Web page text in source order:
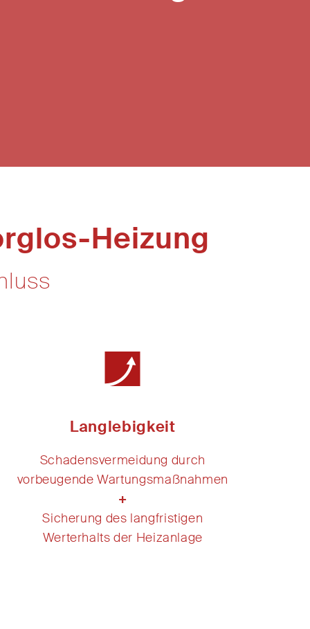
Heizung
Langlebigkeit
Schadensvermeidung durch
vorbeugende Wartungsmaßnahmen
+
Sicherung des langfristigen
Werterhalts der Heizanlage